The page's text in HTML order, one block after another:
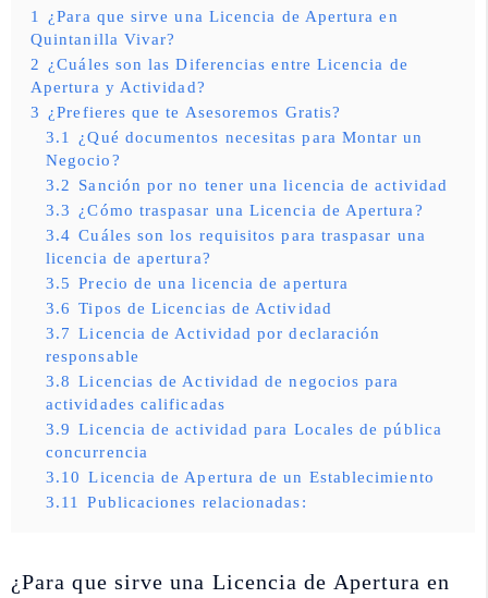
1
¿Para que sirve una Licencia de Apertura en
Quintanilla Vivar?
2 ¿Cuáles son las Diferencias entre Licencia de
Apertura y Actividad?
3 ¿Prefieres que te Asesoremos Gratis?
3.1
¿Qué documentos necesitas para Montar un
Negocio?
3.2 Sanción por no tener una licencia de actividad
3.3 ¿Cómo traspasar una Licencia de Apertura?
3.4 Cuáles son los requisitos para traspasar una
licencia de apertura?
3.5 Precio de una licencia de apertura
3.6 Tipos de Licencias de Actividad
3.7 Licencia de Actividad por declaración
responsable
3.8 Licencias de Actividad de negocios para
actividades calificadas
3.9 Licencia de actividad para Locales de pública
concurrencia
3.10 Licencia de Apertura de un Establecimiento
3.11
Publicaciones relacionadas:
¿Para que sirve una Licencia de Apertura en